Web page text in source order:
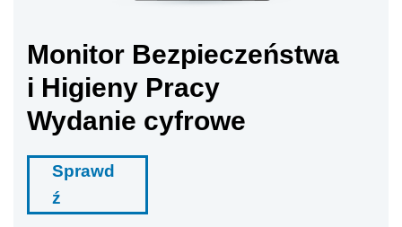
Monitor Bezpieczeństwa
i Higieny Pracy
Wydanie cyfrowe
Sprawd
ź